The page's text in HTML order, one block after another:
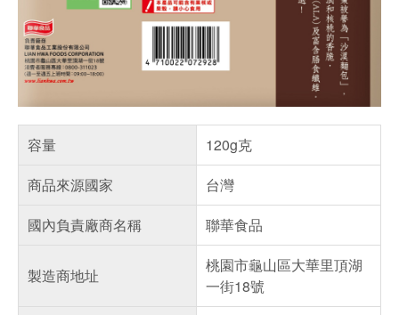
容量
120g克
商品來源國家
台灣
國內負責廠商名稱
聯華食品
製造商地址
桃園市龜山區大華里頂湖
一街18號